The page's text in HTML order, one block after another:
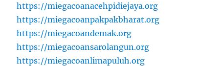
https://miegacoanacehpidiejaya.org
https://miegacoanpakpakbharat.org
https://miegacoandemak.org
https://miegacoansarolangun.org
https://miegacoanlimapuluh.org